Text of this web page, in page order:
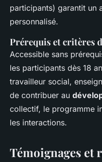
participants) garantit un
personnalisé.
Prérequis et critères
Accessible sans
les participants dès 18
travailleur social,
de contribuer au
collectif, le programme
les interactions.
Témoignages et